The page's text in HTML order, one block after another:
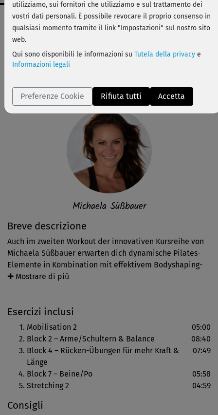
Breve descrizione
Auch im zweiten Workout der innovativen Kursreihe von
Michaela Süßbauer erwarten dich dynamische Pilates-
Elemente in Kombination mit effektivem Bodyshaping-
und Bodyweight-Training - das alles perfekt auf
trainierst du dieses Mal schwerpunktmäßig die
Muskulatur von Armen, Schultern, Beinen & Po bis in die
Tiefe und erhältst mehr Kraft und Länge im Rücken sowie
eine verbesserte Balance. Gleichzeitig tust du jede
Menge für deine Figur, die toll geformt und gestrafft wird.
Ein Rundum-fit-und-glücklich-Paket also.
Du startest mit einer zweiten Mobilisations-Variante, die
deinen Körper mit Beckenschaukel, Seit-Stretching,
✚ Mostrare di più
Esercizi inclusi
Mobilisation 2
05:00
Block 2 – Arme/Schultern & Balance
08:40
Block 4 – Rücken-Übungen für mehr Kraft &
Länge
07:49
Block 7 – Beine/Po
05:58
Stretching 2
04:59
Consigli
Dati workout
medio
120 kcal
Matte
Michaela Süßbauer
utilizziamo, sui fornitori che utilizziamo e sul trattamento dei
vostri dati personali. È possibile revocare il proprio consenso in
qualsiasi momento tramite il link "Impostazioni" sul nostro sito
web.
Qui sono disponibili le informazioni su Tutela della privacy e
Informazioni legali
Preferenze Cookie Rifiuta tutti Accetta